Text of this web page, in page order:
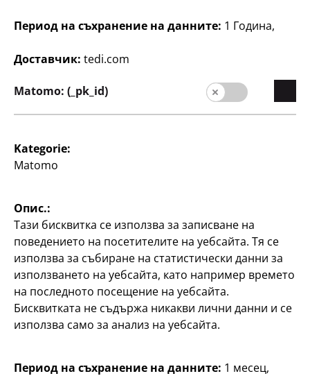
8
Писане
ученически несесер
26 час ти, с моливи,
флумастери, цветни
моливи, гумичка,
острилка, по
8 €
различни цветове, по
5 €
Период на съхранение на данните: 1 Година,
Доставчик: tedi.com
Matomo: (_pk_id)
Kategorie:
Matomo
Опис.:
Тази бисквитка се използва за записване на
поведението на посетителите на уебсайта. Тя се
използва за събиране на статистически данни за
използването на уебсайта, като например времето
на последното посещение на уебсайта.
Бисквитката не съдържа никакви лични данни и се
използва само за анализ на уебсайта.
Период на съхранение на данните: 1 месец,